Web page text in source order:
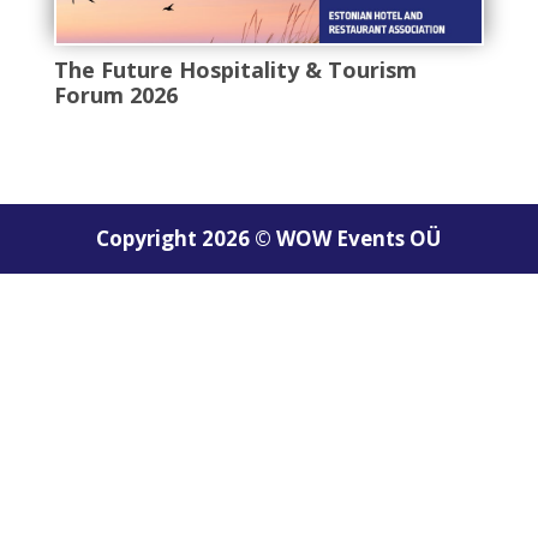
The Future Hospitality & Tourism
Forum 2026
Copyright 2026 © WOW Events OÜ